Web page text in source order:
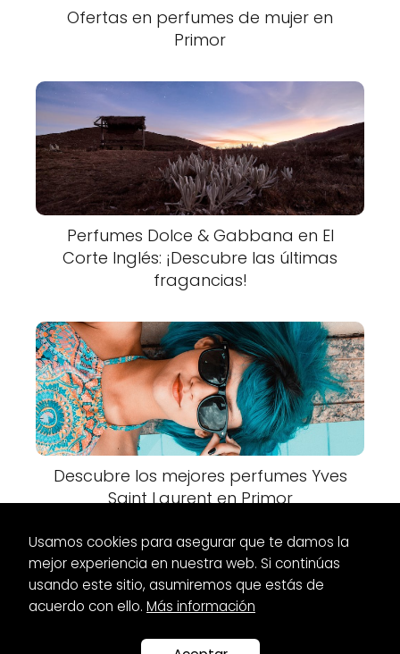
Ofertas en perfumes de mujer en
Primor
Perfumes Dolce & Gabbana en El
Corte Inglés: ¡Descubre las últimas
fragancias!
Descubre los mejores perfumes Yves
Saint Laurent en Primor
Zapatos teja para vestido: Encuentra el
complemento perfecto
Usamos cookies para asegurar que te damos la
mejor experiencia en nuestra web. Si continúas
usando este sitio, asumiremos que estás de
acuerdo con ello. Más información